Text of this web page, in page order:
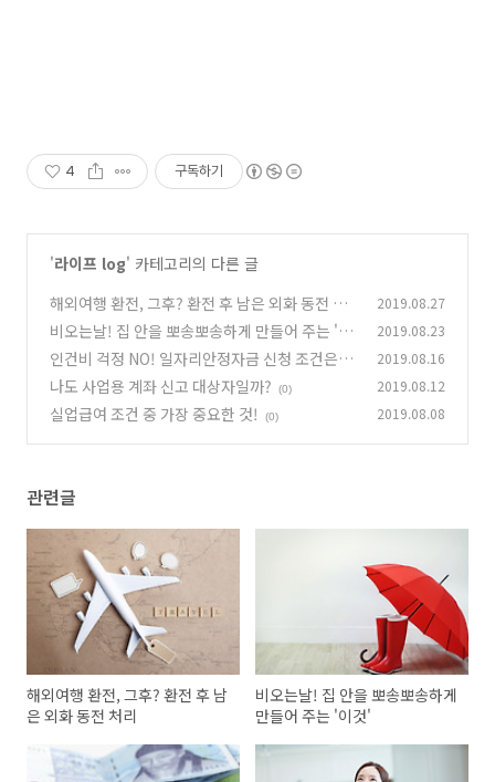
4 구독하기
'라이프 log' 카테고리의 다른 글
해외여행 환전, 그후? 환전 후 남은 외화 동전 처
리
(1)
2019.08.27
비오는날! 집 안을 뽀송뽀송하게 만들어 주는 '이
것'
(0)
2019.08.23
인건비 걱정 NO! 일자리안정자금 신청 조건은?
(0)
2019.08.16
나도 사업용 계좌 신고 대상자일까? (0) 2019.08.12
실업급여 조건 중 가장 중요한 것! (0) 2019.08.08
관련글
해외여행 환전, 그후? 환전 후 남
은 외화 동전 처리
비오는날! 집 안을 뽀송뽀송하게
만들어 주는 '이것'